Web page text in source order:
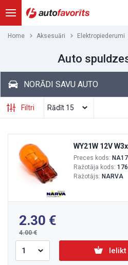
Home Aksesuāri Elektropiederumi
Auto
NORĀDI SAVU AUTO
Filtri
WY21W 12V
Preces kods:
Ražotāja kods:
Ražotājs: NARVA
2.30
4.00
Ielikt